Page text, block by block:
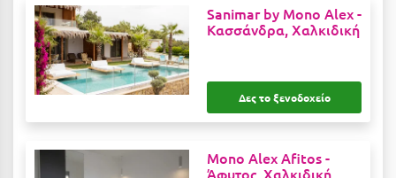
Κάρπαθος
Καρπενήσι
Κασσάνδρα
Sanimar by Mono Alex -
Κασσάνδρα, Χαλκιδική
Δες το ξενοδοχείο
Mono Alex Afitos -
Άφυτος, Χαλκιδική